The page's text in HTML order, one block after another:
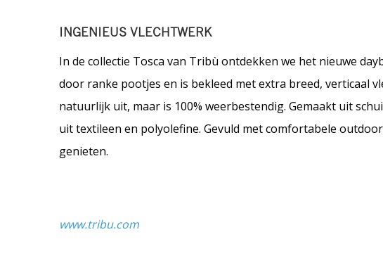
INGENIEUS VLECHTWERK
In de collectie Tosca van Tribù ontdekken we het nieuwe
door ranke pootjes en is bekleed met extra breed, verticaal
natuurlijk uit, maar is 100% weerbestendig. Gemaakt uit
uit textileen en polyolefine. Gevuld met comfortabele
genieten.
www.tribu.com